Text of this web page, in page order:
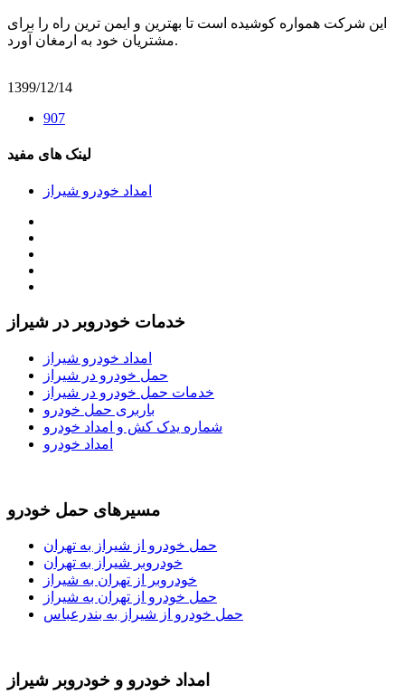
این شرکت همواره کوشیده است تا بهترین و ایمن ترین راه را برای
مشتریان خود به ارمغان آورد.
1399/12/14
907
لینک های مفید
امداد خودرو شیراز
خدمات خودروبر در شیراز
امداد خودرو شیراز
حمل خودرو در شیراز
خدمات حمل خودرو در شیراز
باربری حمل خودرو
شماره یدک کش و امداد خودرو
امداد خودرو
مسیرهای حمل خودرو
حمل خودرو از شیراز به تهران
خودروبر شیراز به تهران
خودروبر از تهران به شیراز
حمل خودرو از تهران به شیراز
حمل خودرو از شیراز به بندرعباس
امداد خودرو و خودروبر شیراز